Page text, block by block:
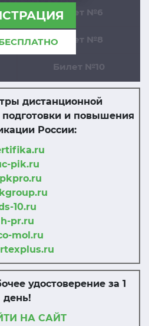
Билет №6
Билет №8
Билет №10
дистанционной
и повышения
России:
pik.ru
10.ru
h-pr.ru
mol.ru
удостоверение за 1
день!
НА САЙТ